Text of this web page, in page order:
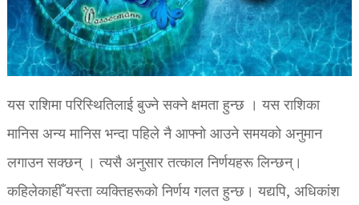
यस राशिमा परिस्थितिलाई बुज्ने सक्ने क्षमता हुन्छ । यस राशिका
मानिस अन्य मानिस भन्दा पहिले नै आफ्नो आउने समयको अनुमान
लगाउन सक्छन् । त्यसै अनुसार तत्काल निर्णयहरू लिन्छन्।
कहिलेकाहीँ यस्ता व्यक्तिहरूको निर्णय गलत हुन्छ। यद्यपि, अधिकांश